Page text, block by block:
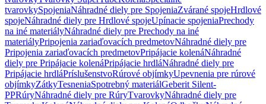
tvarovkySpojeniaNáhradné diely pre SpojeniaZvárané spojeHrdlové
spojeNáhradné diely pre Hrdlové spojeUpínacie spojeniaPrechody
na iné materiályNáhradné diely pre Prechody na iné
materiályPripojenia zariaďovacích predmetovNáhradné diely pre
Pripojenia zariaďovacích predmetovPripájacie kolenáNáhradné
diely pre Pripájacie kolenáPripájacie hrdláNáhradné diely pre
Pripájacie hrdláPríslušenstvoRúrové objímkyUpevnenia pre rúrové
objímkyZátkyTesneniaSpotrebný materiálGeberit Silent-
PPRúryNáhradné diely pre RúryTvarovkyNáhradné diely pre